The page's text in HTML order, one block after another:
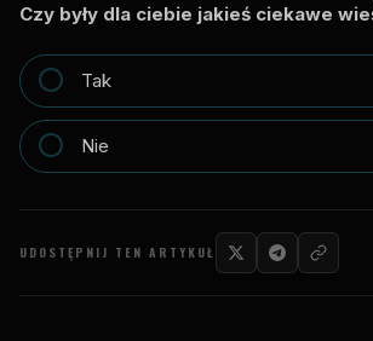
Czy były dla ciebie jakieś ciekawe
Tak
Nie
UDOSTĘPNIJ TEN ARTYKUŁ